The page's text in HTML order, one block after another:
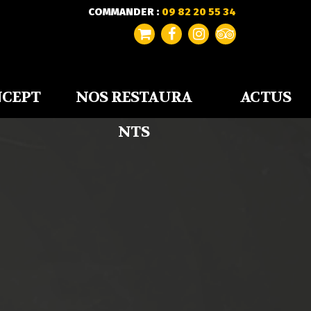
COMMANDER : 09 82 20 55 34
NOS RESTAURA
NTS
ACTUS